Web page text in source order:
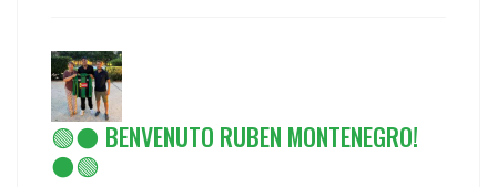
🟢⚫ BENVENUTO RUBEN MONTENEGRO!
⚫🟢